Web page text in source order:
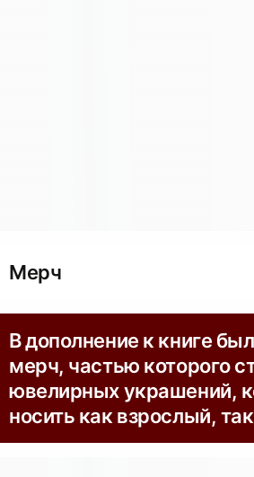
Мерч
В дополнение к книге
мерч, частью которого
ювелирных украшений,
носить как взрослый,